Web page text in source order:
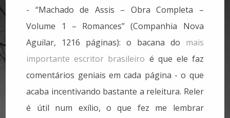
- “Machado de Assis – Obra Completa –
Volume 1 – Romances” (Companhia Nova
Aguilar, 1216 páginas): o bacana do mais
importante escritor brasileiro é que ele faz
comentários geniais em cada página - o que
acaba incentivando bastante a releitura. Reler
é útil num exílio, o que fez me lembrar